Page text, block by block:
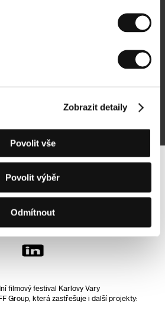
Zobrazit detaily
Povolit vše
Povolit výběr
Odmítnout
Sledujte nás na síti:
filmový festival Karlovy Vary
Group, která zastřešuje i další projekty: